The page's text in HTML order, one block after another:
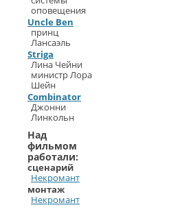
оповещения
Uncle Ben
принц
Лансаэль
Striga
Лина Чейни
министр Лора
Шейн
Combinator
Джонни
Линкольн
Над
фильмом
работали:
сценарий
Некромант
монтаж
Некромант